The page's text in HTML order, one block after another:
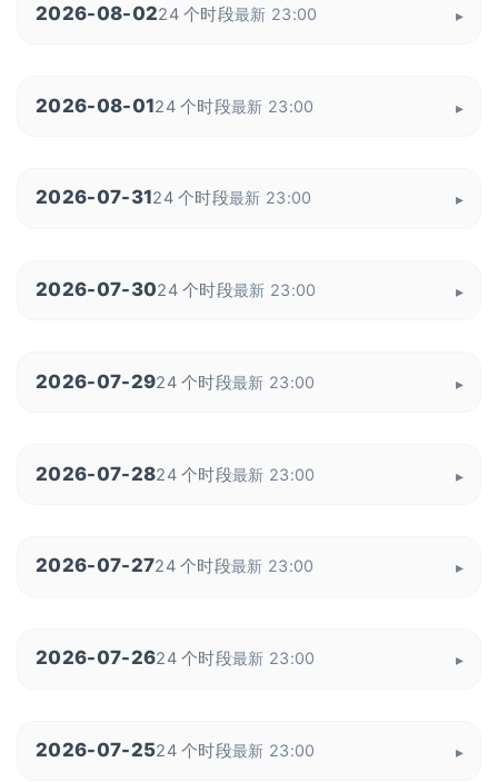
2026-08-0224 个时段最新 23:00
2026-08-0124 个时段最新 23:00
2026-07-3124 个时段最新 23:00
2026-07-3024 个时段最新 23:00
2026-07-2924 个时段最新 23:00
2026-07-2824 个时段最新 23:00
2026-07-2724 个时段最新 23:00
2026-07-2624 个时段最新 23:00
2026-07-2524 个时段最新 23:00